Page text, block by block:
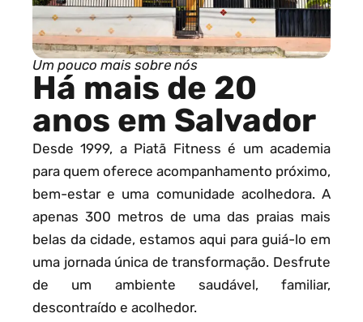
Um pouco mais sobre nós
Há mais de 20
anos em Salvador
Desde 1999, a Piatã Fitness é um academia
para quem oferece acompanhamento próximo,
bem-estar e uma comunidade acolhedora. A
apenas 300 metros de uma das praias mais
belas da cidade, estamos aqui para guiá-lo em
uma jornada única de transformação. Desfrute
de um ambiente saudável, familiar,
descontraído e acolhedor.